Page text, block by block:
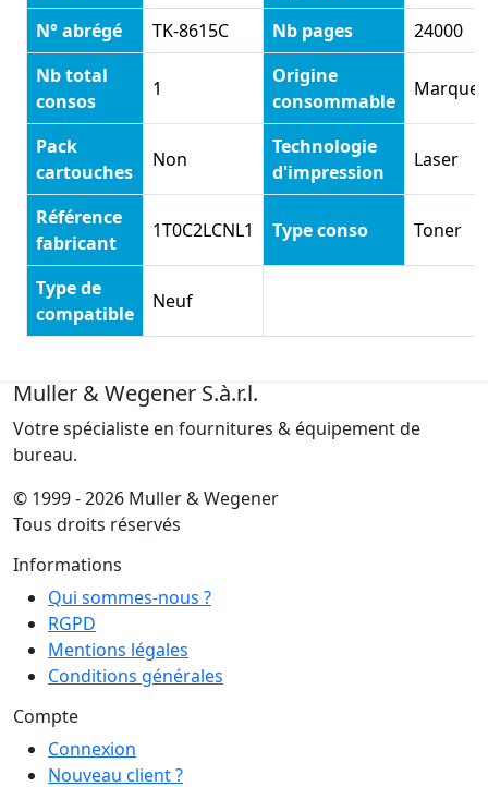
N° abrégé TK-8615C Nb pages
24000
Nb total
consos
1
Origine
consommable
Marque
Pack
cartouches
Non
Technologie
d'impression
Laser
Référence
fabricant
1T0C2LCNL1 Type conso Toner
Type de
compatible
Neuf
Muller & Wegener S.à.r.l.
Votre spécialiste en fournitures & équipement de
bureau.
© 1999 - 2026 Muller & Wegener
Tous droits réservés
Informations
Qui sommes-nous ?
RGPD
Mentions légales
Conditions générales
Compte
Connexion
Nouveau client ?